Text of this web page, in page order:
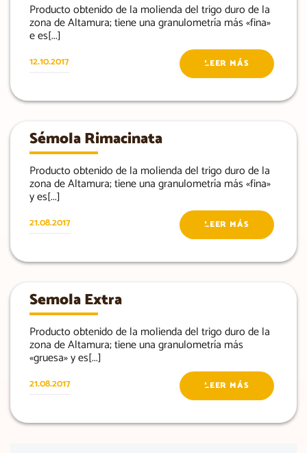
Producto obtenido de la molienda del trigo duro de la
zona de Altamura; tiene una granulometría más «fina»
e es[...]
12.10.2017 LEER MÁS
Sémola Rimacinata
Producto obtenido de la molienda del trigo duro de la
zona de Altamura; tiene una granulometría más «fina»
y es[...]
21.08.2017 LEER MÁS
Semola Extra
Producto obtenido de la molienda del trigo duro de la
zona de Altamura; tiene una granulometría más
«gruesa» y es[...]
21.08.2017 LEER MÁS